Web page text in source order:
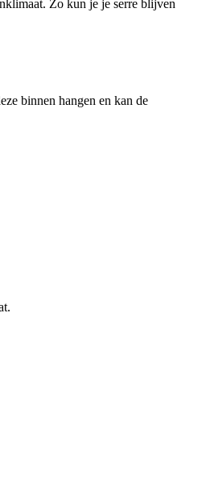
Zo kun je je serre blijven
binnen hangen en kan de